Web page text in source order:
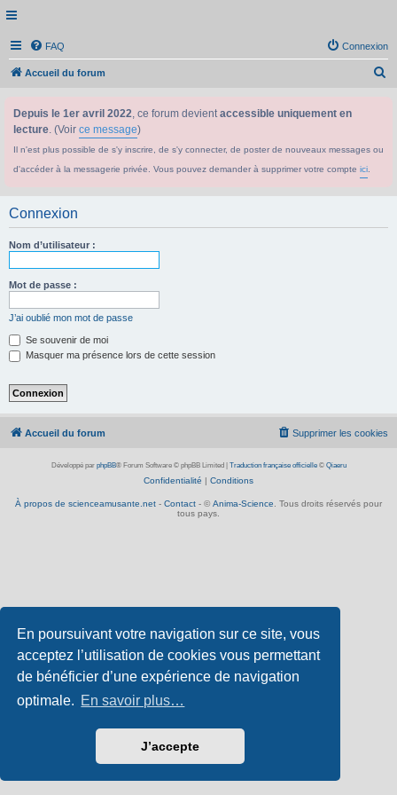
En poursuivant votre navigation sur ce site, vous
acceptez l’utilisation de cookies vous permettant
de bénéficier d’une expérience de navigation
optimale. En savoir plus…
J’accepte
FAQ Connexion
Accueil du forum
Depuis le 1er avril 2022, ce forum devientaccessible uniquement en
lecture. (Voir ce message)
Il n'est plus possible de s'y inscrire, de s'y connecter, de poster de nouveaux messages ou
d'accéder à la messagerie privée. Vous pouvez demander à supprimer votre compte ici
Connexion
Nom d’utilisateur :
Mot de passe :
J’ai oublié mon mot de passe
Se souvenir de moi
Masquer ma présence lors de cette session
Accueil du forum Supprimer les cookies
Développé par phpBB® Forum Software © phpBB Limited Traduction française officielle© Qiaeru
Confidentialité | Conditions
À propos de scienceamusante.net - Contact - © Anima-Science . Tous droits réservés pour
tous pays.